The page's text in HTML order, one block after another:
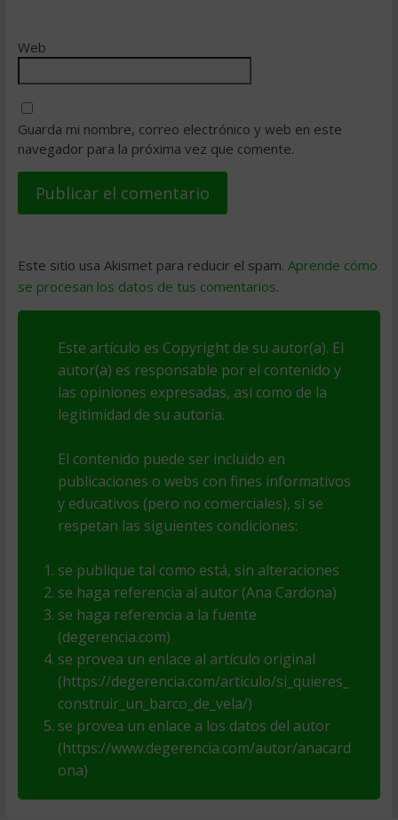
Web
Guarda mi nombre, correo electrónico y web en este
navegador para la próxima vez que comente.
Este sitio usa Akismet para reducir el spam. Aprende cómo
se procesan los datos de tus comentarios.
Este artículo es Copyright de su autor(a). El
autor(a) es responsable por el contenido y
las opiniones expresadas, así como de la
legitimidad de su autoría.
El contenido puede ser incluido en
publicaciones o webs con fines informativos
y educativos (pero no comerciales), si se
respetan las siguientes condiciones:
se publique tal como está, sin alteraciones
se haga referencia al autor (Ana Cardona)
se haga referencia a la fuente
(degerencia.com)
se provea un enlace al artículo original
(https://degerencia.com/articulo/si_quieres_
construir_un_barco_de_vela/)
se provea un enlace a los datos del autor
(https://www.degerencia.com/autor/anacard
ona)